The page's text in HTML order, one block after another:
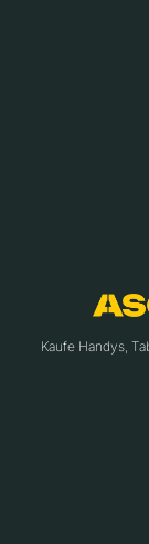
Kaufe Handys,